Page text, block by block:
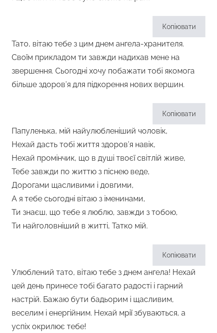
Копіювати
Тато, вітаю тебе з цим днем ангела-хранителя.
Своїм прикладом ти завжди надихав мене на
звершення. Сьогодні хочу побажати тобі якомога
більше здоров’я для підкорення нових вершин.
Копіювати
Папуленька, мій найулюбленіший чоловік,
Нехай дасть тобі життя здоров’я навік,
Нехай промінчик, що в душі твоєї світлій живе,
Тебе завжди по життю з піснею веде,
Дорогами щасливими і довгими,
А я тебе сьогодні вітаю з іменинами,
Ти знаєш, що тебе я люблю, завжди з тобою,
Ти найголовніший в житті, Татко мій.
Копіювати
Улюблений тато, вітаю тебе з днем ангела! Нехай
цей день принесе тобі багато радості і гарний
настрій. Бажаю бути бадьорим і щасливим,
веселим і енергійним. Нехай мрії збуваються, а
успіх окрилює тебе!